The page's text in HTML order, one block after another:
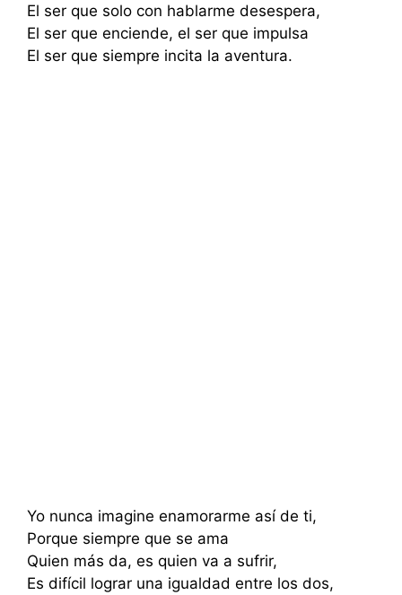
El ser que solo con hablarme desespera,
El ser que enciende, el ser que impulsa
El ser que siempre incita la aventura.
Yo nunca imagine enamorarme así de ti,
Porque siempre que se ama
Quien más da, es quien va a sufrir,
Es difícil lograr una igualdad entre los dos,